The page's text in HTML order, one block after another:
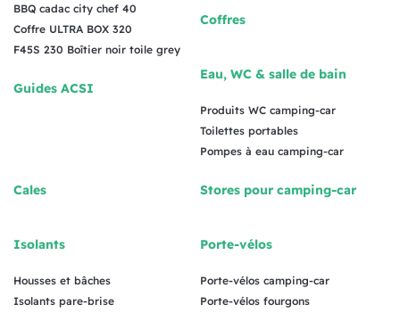
BBQ cadac city chef 40
Coffre ULTRA BOX 320
F45S 230 Boîtier noir toile grey
Guides ACSI
Coffres
Eau, WC & salle de bain
Produits WC camping-car
Toilettes portables
Pompes à eau camping-car
Cales
Isolants
Housses et bâches
Isolants pare-brise
Stores pour camping-car
Porte-vélos
Porte-vélos camping-car
Porte-vélos fourgons